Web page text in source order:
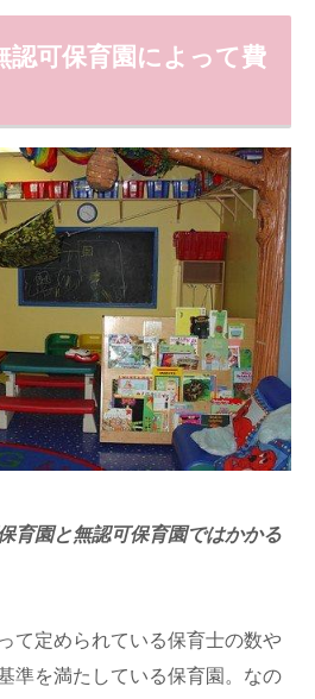
認可保育園によって費
育園と無認可保育園ではかかる
て定められている保育士の数や
準を満たしている保育園。なの